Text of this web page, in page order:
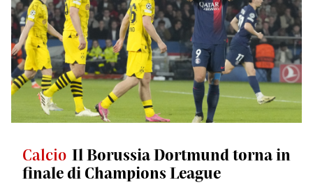
Calcio Il Borussia Dortmund torna in
finale di Champions League